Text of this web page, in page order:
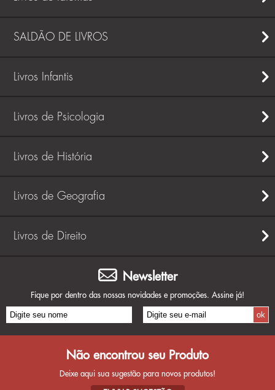
SALDÃO DE LIVROS
Livros Infantis
Livros de Psicologia
Livros de História
Livros de Geografia
Livros de Direito
Newsletter
Fique por dentro das nossas novidades e promoções. Assine já!
Não encontrou seu Produto
Deixe aqui sua sugestão para novos produtos!